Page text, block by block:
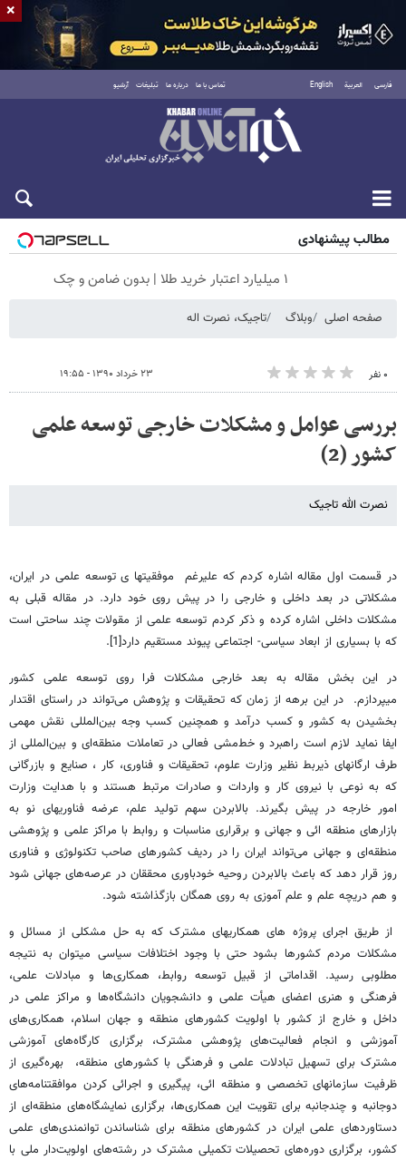
فارسی العربية English تماس با ما درباره ما تبلیغات آرشیو
پنجشنبه ۱۵ مرداد ۱۴۰۵
مطالب پیشنهادی
۱ میلیارد اعتبار خرید طلا | بدون ضامن و چک
صفحه اصلی وبلاگ تاجیک، نصرت اله
۰ نفر ۲۳ خرداد ۱۳۹۰ - ۱۹:۵۵
بررسی عوامل و مشکلات خارجی توسعه علمی
کشور (2)
نصرت الله تاجیک
در قسمت اول مقاله اشاره کردم که علیرغم موفقیتها ی توسعه علمی در ایران،
مشکلاتی در بعد داخلی و خارجی را در پیش روی خود دارد. در مقاله قبلی به
مشکلات داخلی اشاره کرده و ذکر کردم توسعه علمی از مقولات چند ساحتی است
که با بسیاری از ابعاد سیاسی- اجتماعی پیوند مستقیم دارد[1].
در این بخش مقاله به بعد خارجی مشکلات فرا روی توسعه علمی کشور
میپردازم. در این برهه از زمان که تحقیقات و پژوهش می‌تواند در راستای اقتدار
بخشیدن به کشور و کسب درآمد و همچنین کسب وجه بین‌المللی نقش مهمی
ایفا نماید لازم است راهبرد و خط‌مشی فعالی در تعاملات منطقه‌ای و بین‌المللی از
طرف ارگانهای ذیربط نظیر وزارت علوم، تحقیقات و فناوری، کار ، صنایع و بازرگانی
که به نوعی با نیروی کار و واردات و صادرات مرتبط هستند و با هدایت وزارت
امور خارجه در پیش بگیرند. بالابردن سهم تولید علم، عرضه فناوریهای نو به
بازارهای منطقه ائی و جهانی و برقراری مناسبات و روابط با مراکز علمی و پژوهشی
منطقه‌ای و جهانی می‌تواند ایران را در ردیف کشورهای صاحب تکنولوژی و فناوری
روز قرار دهد که باعث بالابردن روحیه خودباوری محققان در عرصه‌های جهانی شود
و هم دریچه علم و علم آموزی به روی همگان بازگذاشته شود.
از طریق اجرای پروژه های همکاریهای مشترک که به حل مشکلی از مسائل و
مشکلات مردم کشورها بشود حتی با وجود اختلافات سیاسی میتوان به نتیجه
مطلوبی رسید. اقداماتی از قبیل توسعه روابط، همکاری‌ها و مبادلات علمی،
فرهنگی و هنری اعضای هیأت علمی و دانشجویان دانشگاه‌ها و مراکز علمی در
داخل و خارج از کشور با اولویت کشورهای منطقه و جهان اسلام، همکاری‌های
آموزشی و انجام فعالیت‌های پژوهشی مشترک، برگزاری کارگاه‌های آموزشی
مشترک برای تسهیل تبادلات علمی و فرهنگی با کشورهای منطقه، بهره‌گیری از
ظرفیت سازمانهای تخصصی و منطقه ائی، پیگیری و اجرائی کردن موافقتنامه‌های
دوجانبه و چندجانبه برای تقویت این همکاری‌ها، برگزاری نمایشگاه‌های منطقه‌ای از
دستاوردهای علمی ایران در کشورهای منطقه برای شناساندن توانمندی‌های علمی
کشور، برگزاری دوره‌های تحصیلات تکمیلی مشترک در رشته‌های اولویت‌دار ملی با
×